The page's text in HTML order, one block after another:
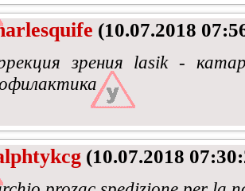
(10.07.2018
зрения lasik -
(10.07.2018